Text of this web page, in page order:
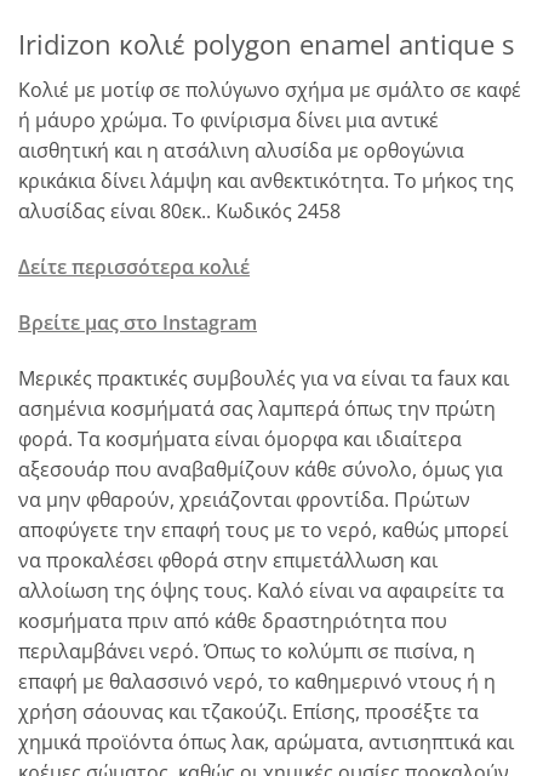
Iridizon κολιέ polygon enamel antique s
Κολιέ με μοτίφ σε πολύγωνο σχήμα με σμάλτο σε καφέ
ή μάυρο χρώμα. Το φινίρισμα δίνει μια αντικέ
αισθητική και η ατσάλινη αλυσίδα με ορθογώνια
κρικάκια δίνει λάμψη και ανθεκτικότητα. Το μήκος της
αλυσίδας είναι 80εκ.. Κωδικός 2458
Δείτε περισσότερα κολιέ
Βρείτε μας στο Instagram
Μερικές πρακτικές συμβουλές για να είναι τα faux και
ασημένια κοσμήματά σας λαμπερά όπως την πρώτη
φορά. Τα κοσμήματα είναι όμορφα και ιδιαίτερα
αξεσουάρ που αναβαθμίζουν κάθε σύνολο, όμως για
να μην φθαρούν, χρειάζονται φροντίδα. Πρώτων
αποφύγετε την επαφή τους με το νερό, καθώς μπορεί
να προκαλέσει φθορά στην επιμετάλλωση και
αλλοίωση της όψης τους. Καλό είναι να αφαιρείτε τα
κοσμήματα πριν από κάθε δραστηριότητα που
περιλαμβάνει νερό. Όπως το κολύμπι σε πισίνα, η
επαφή με θαλασσινό νερό, το καθημερινό ντους ή η
χρήση σάουνας και τζακούζι. Επίσης, προσέξτε τα
χημικά προϊόντα όπως λακ, αρώματα, αντισηπτικά και